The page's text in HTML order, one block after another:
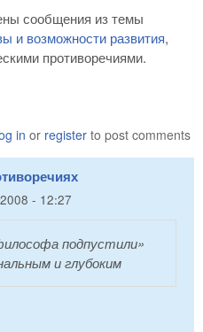
сообщения из темы
и возможности развития,
противоречиями.
in or register to post comments
- 12:27
подпустили»
и глубоким